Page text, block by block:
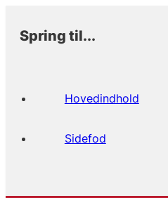
Spring til...
Hovedindhold
Sidefod